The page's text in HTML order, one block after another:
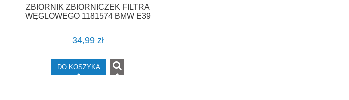
ZBIORNIK ZBIORNICZEK FILTRA
WĘGLOWEGO 1181574 BMW E39
34,99 zł
DO KOSZYKA